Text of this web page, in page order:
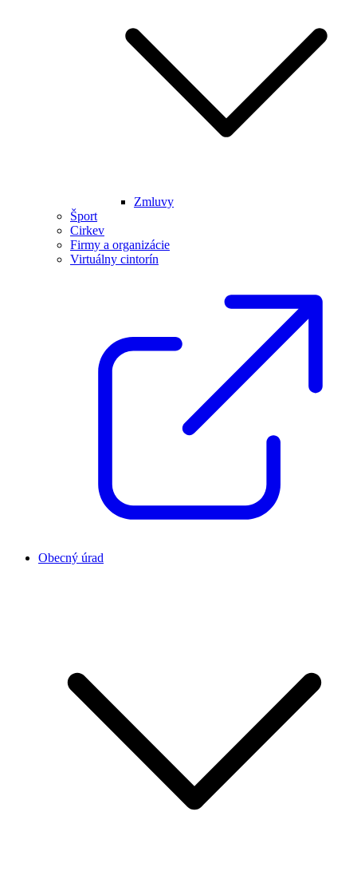
Zmluvy
Šport
Cirkev
Firmy a organizácie
Virtuálny cintorín
Obecný úrad